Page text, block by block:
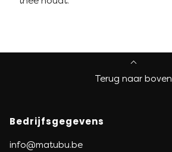
Terug naar boven
Bedrijfsgegevens
info@matubu.be